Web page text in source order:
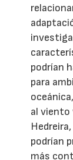
podrían
para
al viento
podrían
más